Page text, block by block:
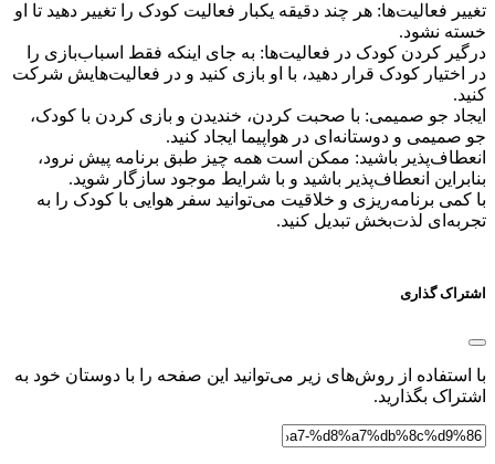
تغییر فعالیت‌ها: هر چند دقیقه یکبار فعالیت کودک را تغییر دهید تا او
خسته نشود.
درگیر کردن کودک در فعالیت‌ها: به جای اینکه فقط اسباب‌بازی را
در اختیار کودک قرار دهید، با او بازی کنید و در فعالیت‌هایش شرکت
کنید.
ایجاد جو صمیمی: با صحبت کردن، خندیدن و بازی کردن با کودک،
جو صمیمی و دوستانه‌ای در هواپیما ایجاد کنید.
انعطاف‌پذیر باشید: ممکن است همه چیز طبق برنامه پیش نرود،
بنابراین انعطاف‌پذیر باشید و با شرایط موجود سازگار شوید.
با کمی برنامه‌ریزی و خلاقیت می‌توانید سفر هوایی با کودک را به
تجربه‌ای لذت‌بخش تبدیل کنید.
اشتراک گذاری
با استفاده از روش‌های زیر می‌توانید این صفحه را با دوستان خود به
اشتراک بگذارید.